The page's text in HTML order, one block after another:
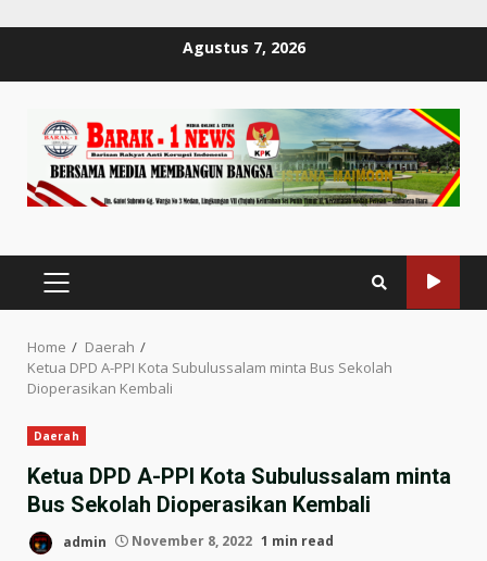
Agustus 7, 2026
PRIMARY
MENU
Home
Daerah
Ketua DPD A-PPI Kota Subulussalam minta Bus Sekolah
Dioperasikan Kembali
Daerah
Ketua DPD A-PPI Kota Subulussalam minta
Bus Sekolah Dioperasikan Kembali
admin November 8, 2022 1 min read